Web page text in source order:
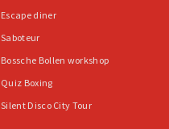
Escape diner
Saboteur
Bossche Bollen workshop
Quiz Boxing
Silent Disco City Tour